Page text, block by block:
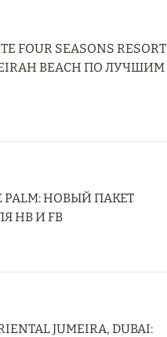
FOUR SEASONS RESORT
BEACH ПО ЛУЧШИМ
PALM: НОВЫЙ ПАКЕТ
HB И FB
JUMEIRA, DUBAI: